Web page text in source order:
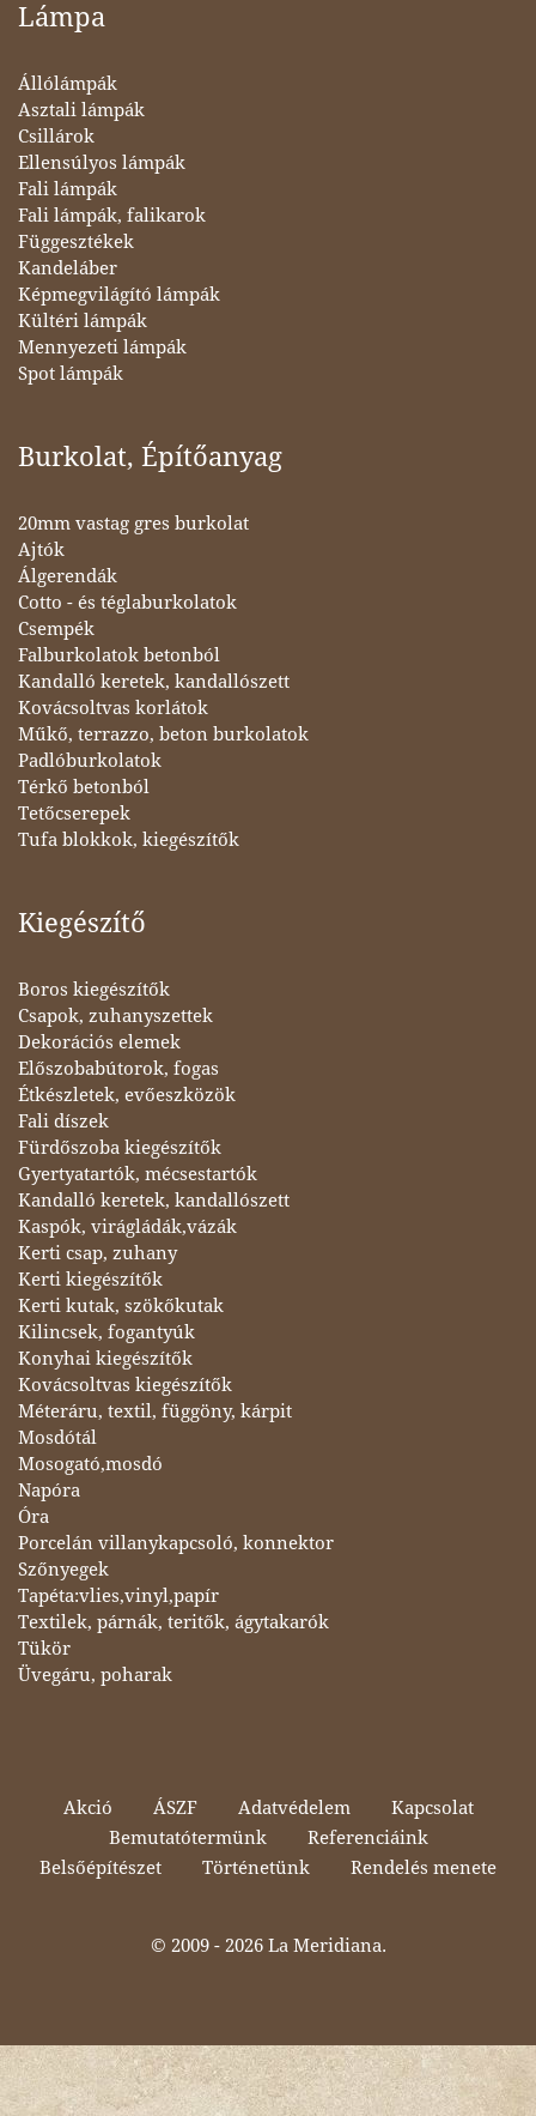
Lámpa
Állólámpák
Asztali lámpák
Csillárok
Ellensúlyos lámpák
Fali lámpák
Fali lámpák, falikarok
Függesztékek
Kandeláber
Képmegvilágító lámpák
Kültéri lámpák
Mennyezeti lámpák
Spot lámpák
Burkolat, Építőanyag
20mm vastag gres burkolat
Ajtók
Álgerendák
Cotto - és téglaburkolatok
Csempék
Falburkolatok betonból
Kandalló keretek, kandallószett
Kovácsoltvas korlátok
Műkő, terrazzo, beton burkolatok
Padlóburkolatok
Térkő betonból
Tetőcserepek
Tufa blokkok, kiegészítők
Kiegészítő
Boros kiegészítők
Csapok, zuhanyszettek
Dekorációs elemek
Előszobabútorok, fogas
Étkészletek, evőeszközök
Fali díszek
Fürdőszoba kiegészítők
Gyertyatartók, mécsestartók
Kandalló keretek, kandallószett
Kaspók, virágládák,vázák
Kerti csap, zuhany
Kerti kiegészítők
Kerti kutak, szökőkutak
Kilincsek, fogantyúk
Konyhai kiegészítők
Kovácsoltvas kiegészítők
Méteráru, textil, függöny, kárpit
Mosdótál
Mosogató,mosdó
Napóra
Óra
Porcelán villanykapcsoló, konnektor
Szőnyegek
Tapéta:vlies,vinyl,papír
Textilek, párnák, teritők, ágytakarók
Tükör
Üvegáru, poharak
Akció ÁSZF Adatvédelem
Kapcsolat
Bemutatótermünk
Referenciáink
Belsőépítészet
Történetünk Rendelés menete
© 2009 - 2026 La Meridiana.